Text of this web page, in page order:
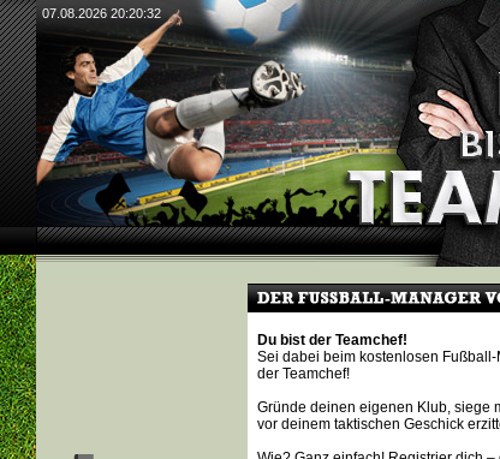
07.08.2026 20:20:32
Du bist der Teamchef!
Sei dabei beim kostenlosen
der Teamchef!
Gründe deinen eigenen Klub, siege
vor deinem taktischen Geschick